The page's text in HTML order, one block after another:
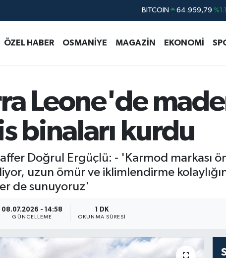
DOLAR 47,7436
STERLİN 64,4811
BITCOIN 64.959,79 %1.11
ÖZEL HABER OSMANİYE MAGAZİN EKONOMİ
Leone'de
binaları kurdu
Doğrul Ergüçlü: - 'Karmod markası
uzun ömür ve iklimlendirme
de sunuyoruz'
08.07.2026 - 14:58
GÜNCELLEME
1 DK
OKUNMA SÜRESI